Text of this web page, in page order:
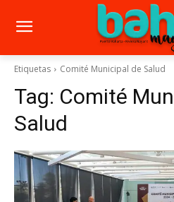
Etiquetas Comité Municipal de Salud
Tag: Comité
Salud